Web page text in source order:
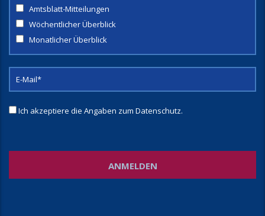
Amtsblatt-Mitteilungen
Wöchentlicher Überblick
Monatlicher Überblick
Ich akzeptiere die Angaben zum Datenschutz.